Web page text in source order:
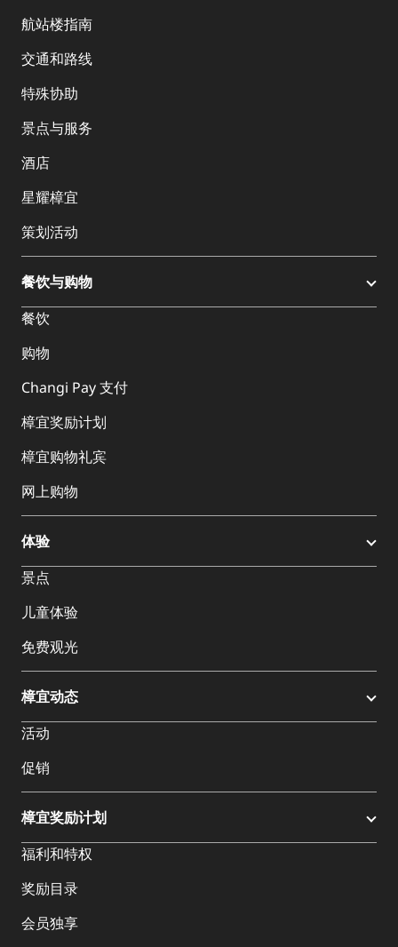
航站楼指南
交通和路线
特殊协助
景点与服务
酒店
星耀樟宜
策划活动
餐饮与购物
餐饮
购物
Changi Pay 支付
樟宜奖励计划
樟宜购物礼宾
网上购物
体验
景点
儿童体验
免费观光
樟宜动态
活动
促销
樟宜奖励计划
福利和特权
奖励目录
会员独享